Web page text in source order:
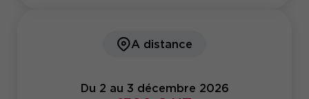
A distance
Du 2 au 3 décembre 2026